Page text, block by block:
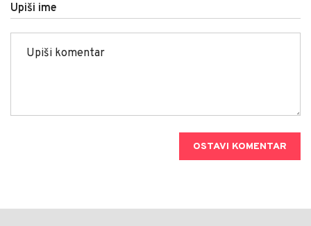
Upiši ime
OSTAVI KOMENTAR